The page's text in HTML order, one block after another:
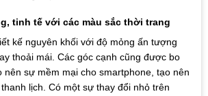
tinh tế với các màu sắc thời trang
kế nguyên khối với độ mỏng ấn tượng
thoải mái. Các góc cạnh cũng được bo
nên sự mềm mại cho smartphone, tạo nên
lịch. Có một sự thay đổi nhỏ trên